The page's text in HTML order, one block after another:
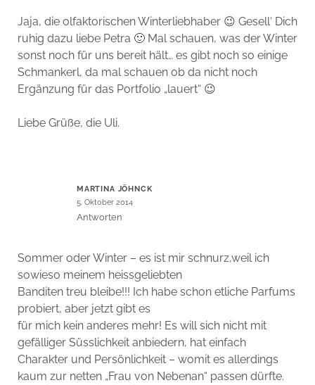
Jaja, die olfaktorischen Winterliebhaber 😉 Gesell‘ Dich
ruhig dazu liebe Petra 🙂 Mal schauen, was der Winter
sonst noch für uns bereit hält… es gibt noch so einige
Schmankerl, da mal schauen ob da nicht noch
Ergänzung für das Portfolio „lauert“ 😉
Liebe Grüße, die Uli.
MARTINA JÖHNCK
5. Oktober 2014
Antworten
Sommer oder Winter – es ist mir schnurz,weil ich
sowieso meinem heissgeliebten
Banditen treu bleibe!!! Ich habe schon etliche Parfums
probiert, aber jetzt gibt es
für mich kein anderes mehr! Es will sich nicht mit
gefälliger Süsslichkeit anbiedern, hat einfach
Charakter und Persönlichkeit – womit es allerdings
kaum zur netten „Frau von Nebenan“ passen dürfte.